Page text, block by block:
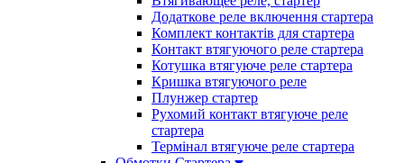
Додаткове реле включення стартера
Комплект контактів для стартера
Контакт втягуючого реле стартера
Котушка втягуюче реле стартера
Кришка втягуючого реле
Плунжер стартер
Рухомий контакт втягуюче реле
стартера
Термінал втягуюче реле стартера